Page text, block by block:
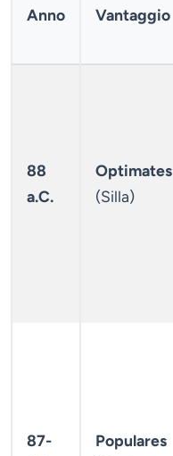
Anno
Vantaggio
88
a.C.
Optimates
(Silla)
87-
Populares